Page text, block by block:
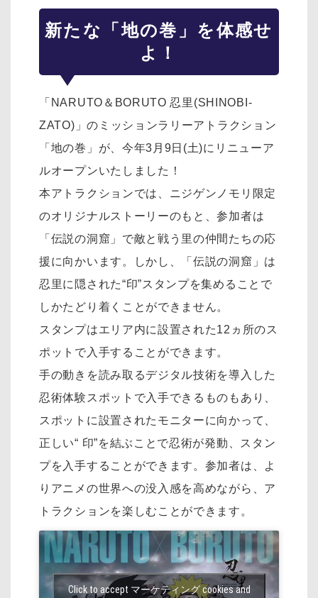
新たな「地の巻」を体感せ
よ！
「NARUTO＆BORUTO 忍里(SHINOBI-
ZATO)」のミッションラリーアトラクション
「地の巻」が、今年3月9日(土)にリニューア
ルオープンいたしました！
本アトラクションでは、ニジゲンノモリ限定
のオリジナルストーリーのもと、参加者は
「伝説の洞窟」で敵と戦う里の仲間たちの応
援に向かいます。しかし、「伝説の洞窟」は
忍里に隠された“印”スタンプを集めることで
しかたどり着くことができません。
スタンプはエリア内に設置された12ヵ所のス
ポットで入手することができます。
手の動きを読み取るデジタル技術を導入した
忍術体験スポットで入手できるものもあり、
スポットに設置されたモニターに向かって、
正しい“ 印”を結ぶことで忍術が発動、スタン
プを入手することができます。参加者は、よ
りアニメの世界への没入感を高めながら、ア
トラクションを楽しむことができます。
Click to accept マーケティング cookies and